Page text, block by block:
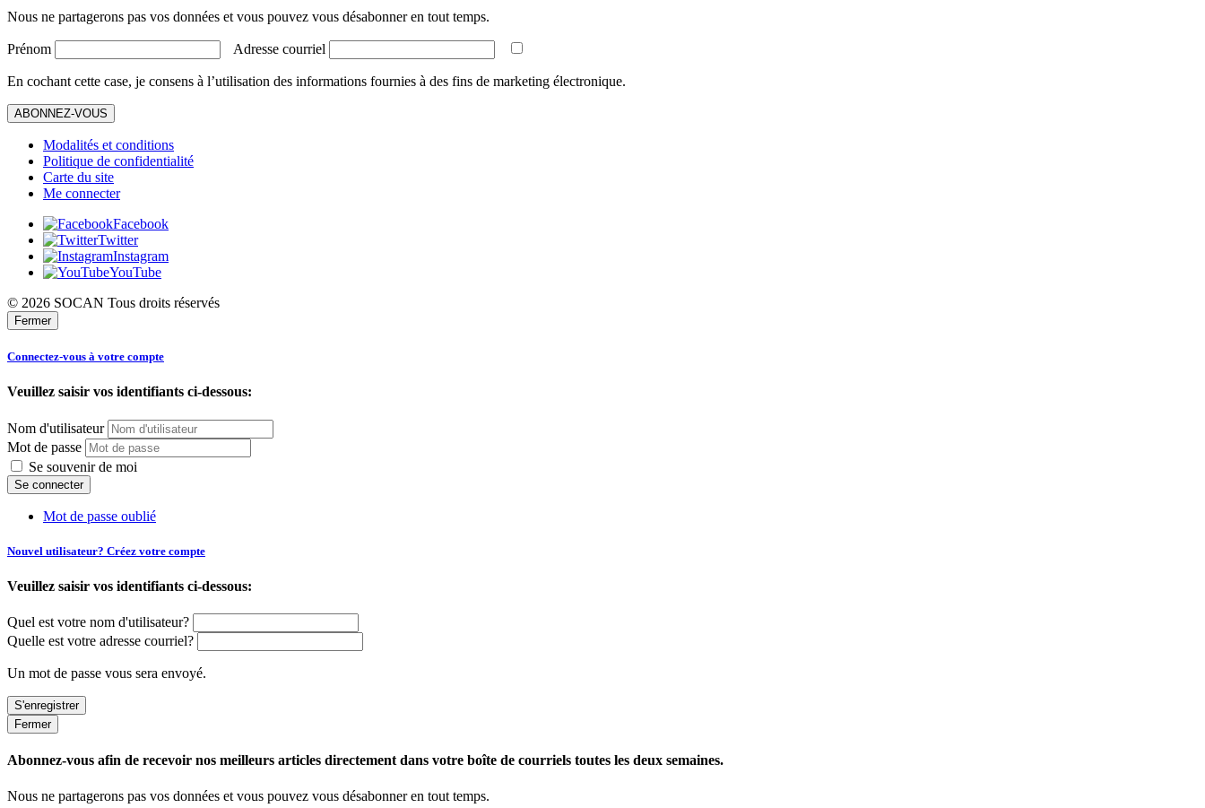
Nous ne partagerons pas vos données et vous pouvez vous désabonner en tout temps.
Prénom Adresse courriel
En cochant cette case, je consens à l’utilisation des informations fournies à des fins de marketing électronique.
ABONNEZ-VOUS
Modalités et conditions
Politique de confidentialité
Carte du site
Me connecter
Facebook
Twitter
Instagram
YouTube
© 2026 SOCAN Tous droits réservés
Fermer
Connectez-vous à votre compte
Veuillez saisir vos identifiants ci-dessous:
Nom d'utilisateur
Mot de passe
Se souvenir de moi
Mot de passe oublié
Nouvel utilisateur? Créez votre compte
Veuillez saisir vos identifiants ci-dessous:
Quel est votre nom d'utilisateur?
Quelle est votre adresse courriel?
Un mot de passe vous sera envoyé.
Fermer
Abonnez-vous afin de recevoir nos meilleurs articles directement dans votre boîte de courriels toutes les deux semaines.
Nous ne partagerons pas vos données et vous pouvez vous désabonner en tout temps.